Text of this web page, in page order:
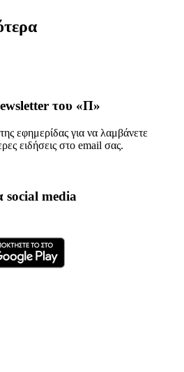
του «Π»
εφημερίδας για να λαμβάνετε
ειδήσεις στο email σας.
social media